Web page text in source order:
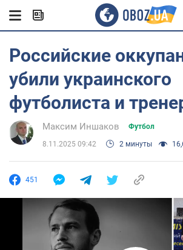
Российские
убили украинского
футболиста и
Максим Иншаков Футбол
8.11.2025 09:42 2 минуты
451